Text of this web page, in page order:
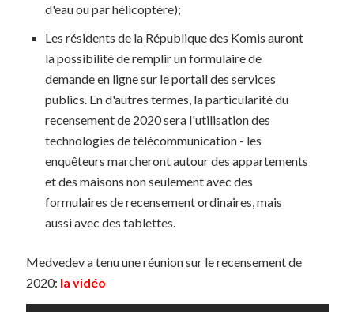
d'eau ou par hélicoptère);
Les résidents de la République des Komis auront
la possibilité de remplir un formulaire de
demande en ligne sur le portail des services
publics. En d'autres termes, la particularité du
recensement de 2020 sera l'utilisation des
technologies de télécommunication - les
enquêteurs marcheront autour des appartements
et des maisons non seulement avec des
formulaires de recensement ordinaires, mais
aussi avec des tablettes.
Medvedev a tenu une réunion sur le recensement de
2020: la vidéo